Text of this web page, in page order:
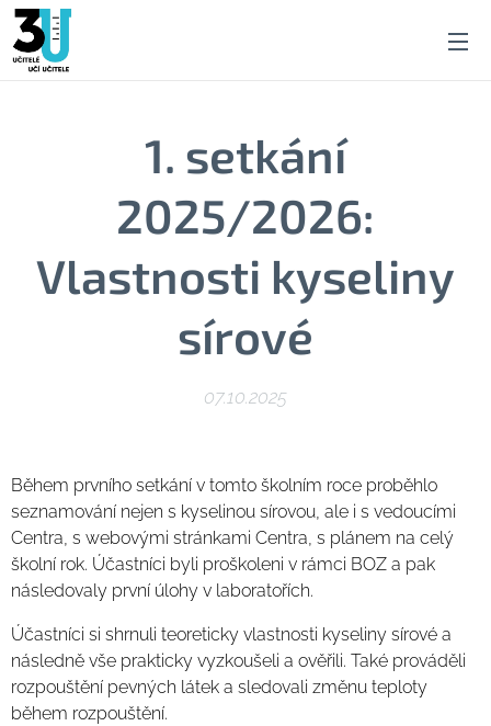
1. setkání
2025/2026:
Vlastnosti kyseliny
sírové
07.10.2025
Během prvního setkání v tomto školním roce proběhlo
seznamování nejen s kyselinou sírovou, ale i s vedoucími
Centra, s webovými stránkami Centra, s plánem na celý
školní rok. Účastníci byli proškoleni v rámci BOZ a pak
následovaly první úlohy v laboratořích.
Účastníci si shrnuli teoreticky vlastnosti kyseliny sírové a
následně vše prakticky vyzkoušeli a ověřili. Také prováděli
rozpouštění pevných látek a sledovali změnu teploty
během rozpouštění.